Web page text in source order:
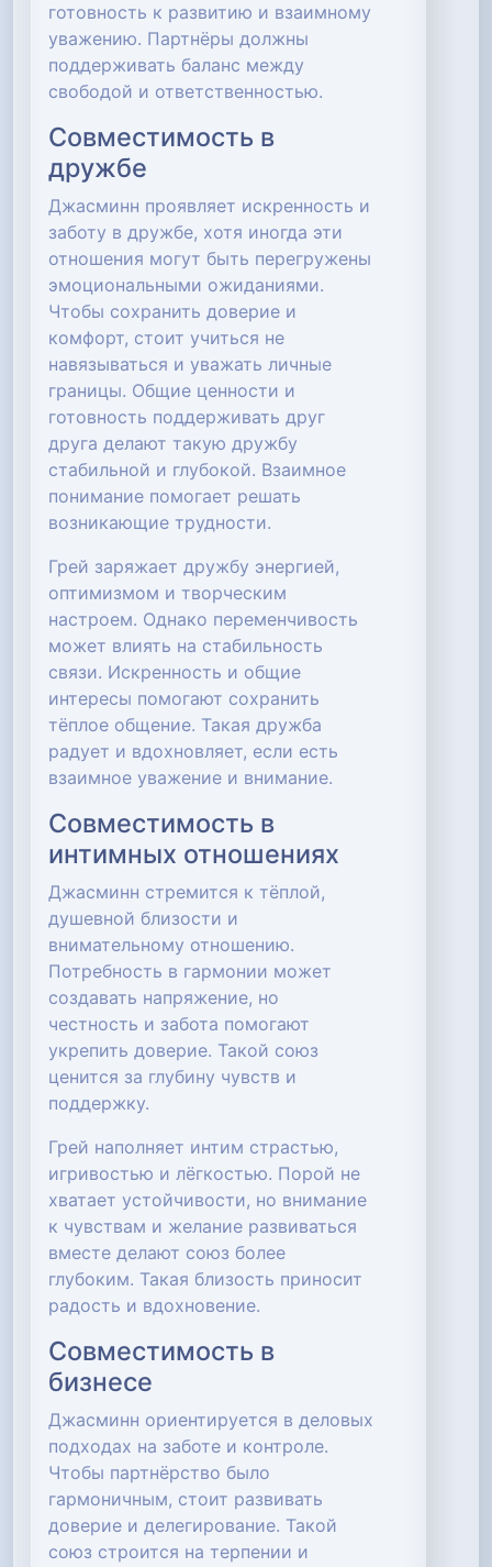
готовность к развитию и взаимному
уважению. Партнёры должны
поддерживать баланс между
свободой и ответственностью.
Совместимость в
дружбе
Джасминн проявляет искренность и
заботу в дружбе, хотя иногда эти
отношения могут быть перегружены
эмоциональными ожиданиями.
Чтобы сохранить доверие и
комфорт, стоит учиться не
навязываться и уважать личные
границы. Общие ценности и
готовность поддерживать друг
друга делают такую дружбу
стабильной и глубокой. Взаимное
понимание помогает решать
возникающие трудности.
Грей заряжает дружбу энергией,
оптимизмом и творческим
настроем. Однако переменчивость
может влиять на стабильность
связи. Искренность и общие
интересы помогают сохранить
тёплое общение. Такая дружба
радует и вдохновляет, если есть
взаимное уважение и внимание.
Совместимость в
интимных отношениях
Джасминн стремится к тёплой,
душевной близости и
внимательному отношению.
Потребность в гармонии может
создавать напряжение, но
честность и забота помогают
укрепить доверие. Такой союз
ценится за глубину чувств и
поддержку.
Грей наполняет интим страстью,
игривостью и лёгкостью. Порой не
хватает устойчивости, но внимание
к чувствам и желание развиваться
вместе делают союз более
глубоким. Такая близость приносит
радость и вдохновение.
Совместимость в
бизнесе
Джасминн ориентируется в деловых
подходах на заботе и контроле.
Чтобы партнёрство было
гармоничным, стоит развивать
доверие и делегирование. Такой
союз строится на терпении и